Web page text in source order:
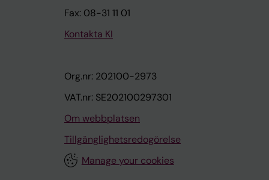
Fax: 08-31 11 01
Kontakta KI
Org.nr: 202100-2973
VAT.nr: SE202100297301
Om webbplatsen
Tillgänglighetsredogörelse
Manage your cookies